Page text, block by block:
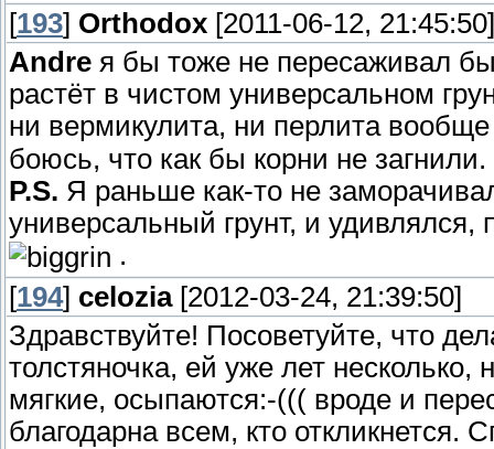
[193] Orthodox [2011-06-12, 21:45:50]
Andre я бы тоже не пересаживал
растёт в чистом универсальном
ни вермикулита, ни перлита
боюсь, что как бы корни не загнили.
P.S. Я раньше как-то не
универсальный грунт, и удивлялся,
.
[194] celozia[2012-03-24, 21:39:50]
Здравствуйте! Посоветуйте, что
толстяночка, ей уже лет несколько,
мягкие, осыпаются:-((( вроде и
благодарна всем, кто откликнется.